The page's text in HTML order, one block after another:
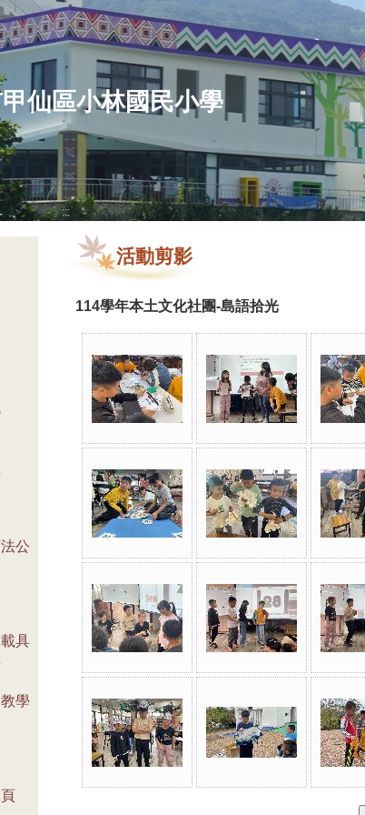
仙區小林國民小學
公
具
學
:::
活動剪影
114學年本土文化社團-島語拾光